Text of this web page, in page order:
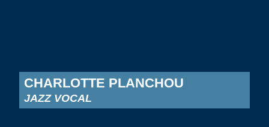
CHARLOTTE PLANCHOU
JAZZ VOCAL